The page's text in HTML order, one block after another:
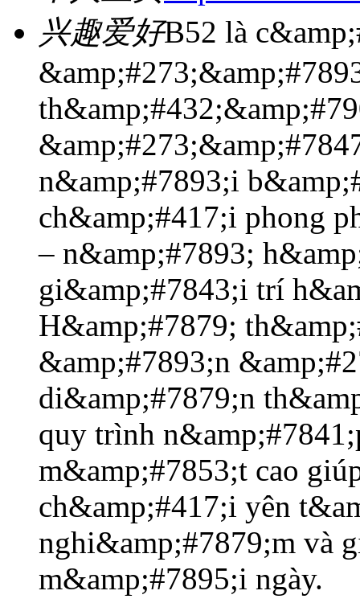
兴趣爱好B52 là
n&amp;#7893;i
ch&amp;#417;i phong
– n&amp;#7893;
gi&amp;#7843;i trí
H&amp;#7879;
&amp;#7893;n
di&amp;#7879;n
quy trình
m&amp;#7853;t cao
ch&amp;#417;i yên
nghi&amp;#7879;m và
m&amp;#7895;i ngày.